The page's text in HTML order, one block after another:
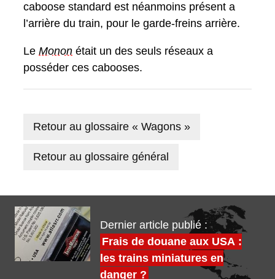
caboose standard est néanmoins présent a
l’arrière du train, pour le garde-freins arrière.
Le Monon était un des seuls réseaux a
posséder ces cabooses.
Retour au glossaire « Wagons »
Retour au glossaire général
Dernier article publié :
Frais de douane aux USA :
les trains miniatures en
danger ?